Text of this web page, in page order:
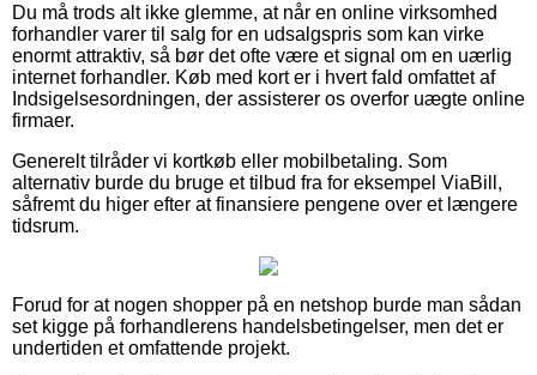
Du må trods alt ikke glemme, at når en online virksomhed
forhandler varer til salg for en udsalgspris som kan virke
enormt attraktiv, så bør det ofte være et signal om en uærlig
internet forhandler. Køb med kort er i hvert fald omfattet af
Indsigelsesordningen, der assisterer os overfor uægte online
firmaer.
Generelt tilråder vi kortkøb eller mobilbetaling. Som
alternativ burde du bruge et tilbud fra for eksempel ViaBill,
såfremt du higer efter at finansiere pengene over et længere
tidsrum.
Forud for at nogen shopper på en netshop burde man sådan
set kigge på forhandlerens handelsbetingelser, men det er
undertiden et omfattende projekt.